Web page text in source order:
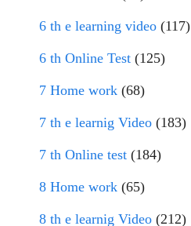
6 th e learning video (117)
6 th Online Test (125)
7 Home work (68)
7 th e learnig Video (183)
7 th Online test (184)
8 Home work (65)
8 th e learnig Video (212)